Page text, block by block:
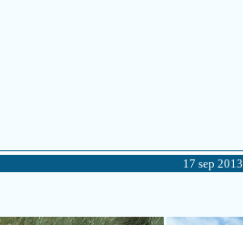
17 sep 2013